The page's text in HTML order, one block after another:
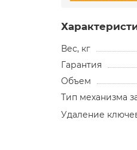
Вес, кг
Гарантия
Объем
Тип механизма
Удаление